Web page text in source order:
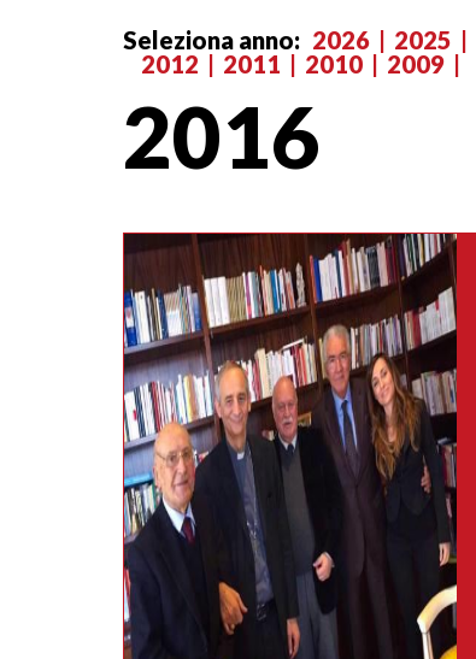
Seleziona anno: 2026 2025
2012
2011 2010 2009
2016